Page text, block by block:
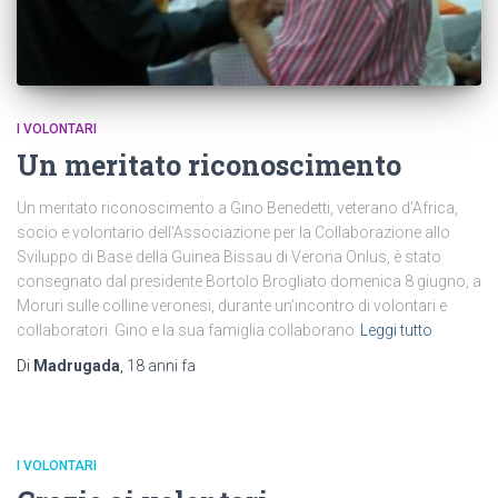
I VOLONTARI
Un meritato riconoscimento
Un meritato riconoscimento a Gino Benedetti, veterano d’Africa,
socio e volontario dell’Associazione per la Collaborazione allo
Sviluppo di Base della Guinea Bissau di Verona Onlus, è stato
consegnato dal presidente Bortolo Brogliato domenica 8 giugno, a
Moruri sulle colline veronesi, durante un’incontro di volontari e
collaboratori. Gino e la sua famiglia collaborano
Leggi tutto
Di Madrugada 18 anni fa
I VOLONTARI